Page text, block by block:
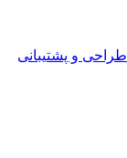
طراحی و پشتیبانی